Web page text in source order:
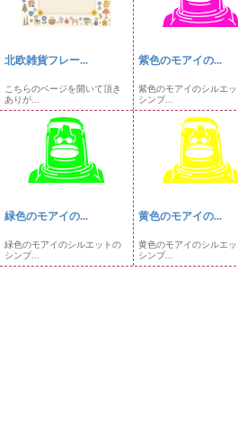
北欧雑貨フレー...
こちらのページを開いて頂き
ありが...
紫色のモアイの...
紫色のモアイのシルエ
シンプ...
緑色のモアイの...
緑色のモアイのシルエットの
シンプ...
黄色のモアイの...
黄色のモアイのシルエ
シンプ...